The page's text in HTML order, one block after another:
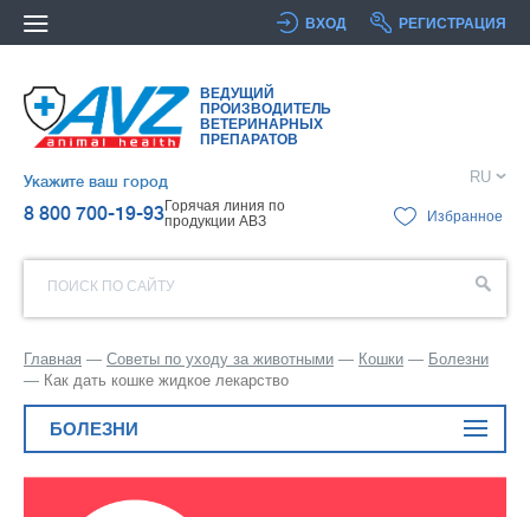
ВХОД РЕГИСТРАЦИЯ
ВЕДУЩИЙ
ПРОИЗВОДИТЕЛЬ
ВЕТЕРИНАРНЫХ
ПРЕПАРАТОВ
Укажите ваш город
8 800 700-19-93Горячая линия по
продукции АВЗ
RU
Избранное
ПОИСК ПО САЙТУ
Главная Советы по уходу за животными Кошки
Болезни
Как дать кошке жидкое лекарство
БОЛЕЗНИ